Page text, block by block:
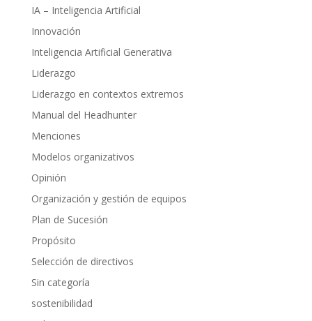
IA – Inteligencia Artificial
Innovación
Inteligencia Artificial Generativa
Liderazgo
Liderazgo en contextos extremos
Manual del Headhunter
Menciones
Modelos organizativos
Opinión
Organización y gestión de equipos
Plan de Sucesión
Propósito
Selección de directivos
Sin categoría
sostenibilidad